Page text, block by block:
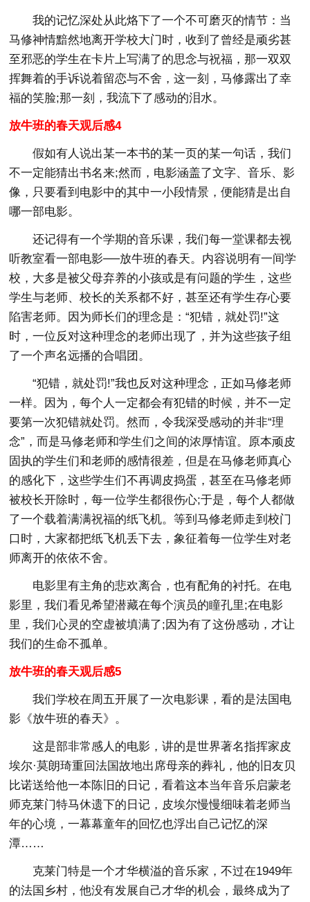
我的记忆深处从此烙下了一个不可磨灭的情节：当
马修神情黯然地离开学校大门时，收到了曾经是顽劣甚
至邪恶的学生在卡片上写满了的思念与祝福，那一双双
挥舞着的手诉说着留恋与不舍，这一刻，马修露出了幸
福的笑脸;那一刻，我流下了感动的泪水。
放牛班的春天观后感4
假如有人说出某一本书的某一页的某一句话，我们
不一定能猜出书名来;然而，电影涵盖了文字、音乐、影
像，只要看到电影中的其中一小段情景，便能猜是出自
哪一部电影。
还记得有一个学期的音乐课，我们每一堂课都去视
听教室看一部电影──放牛班的春天。内容说明有一间学
校，大多是被父母弃养的小孩或是有问题的学生，这些
学生与老师、校长的关系都不好，甚至还有学生存心要
陷害老师。因为师长们的理念是：“犯错，就处罚!”这
时，一位反对这种理念的老师出现了，并为这些孩子组
了一个声名远播的合唱团。
“犯错，就处罚!”我也反对这种理念，正如马修老师
一样。因为，每个人一定都会有犯错的时候，并不一定
要第一次犯错就处罚。然而，令我深受感动的并非“理
念”，而是马修老师和学生们之间的浓厚情谊。原本顽皮
固执的学生们和老师的感情很差，但是在马修老师真心
的感化下，这些学生们不再调皮捣蛋，甚至在马修老师
被校长开除时，每一位学生都很伤心;于是，每个人都做
了一个载着满满祝福的纸飞机。等到马修老师走到校门
口时，大家都把纸飞机丢下去，象征着每一位学生对老
师离开的依依不舍。
电影里有主角的悲欢离合，也有配角的衬托。在电
影里，我们看见希望潜藏在每个演员的瞳孔里;在电影
里，我们心灵的空虚被填满了;因为有了这份感动，才让
我们的生命不孤单。
放牛班的春天观后感5
我们学校在周五开展了一次电影课，看的是法国电
影《放牛班的春天》。
这是部非常感人的电影，讲的是世界著名指挥家皮
埃尔·莫朗琦重回法国故地出席母亲的葬礼，他的旧友贝
比诺送给他一本陈旧的日记，看着这本当年音乐启蒙老
师克莱门特马休遗下的日记，皮埃尔慢慢细味着老师当
年的心境，一幕幕童年的回忆也浮出自己记忆的深
潭……
克莱门特是一个才华横溢的音乐家，不过在1949年
的法国乡村，他没有发展自己才华的机会，最终成为了